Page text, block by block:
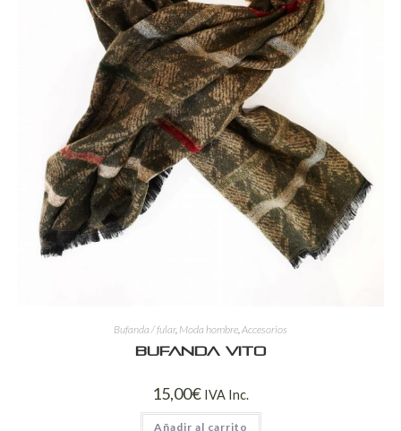
Bufanda / fular, Moda hombre,Accesorios
Bufanda Vito
15,00€ IVA Inc.
Añadir al carrito